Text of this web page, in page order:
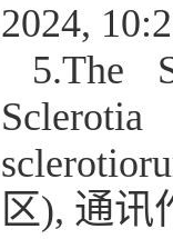
2024,
5.The
区), 通讯